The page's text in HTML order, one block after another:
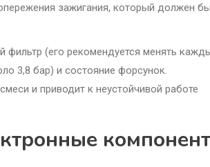
зажигания, который должен
фильтр (его рекомендуется менять
3,8 бар) и состояние форсунок.
и приводит к неустойчивой работе